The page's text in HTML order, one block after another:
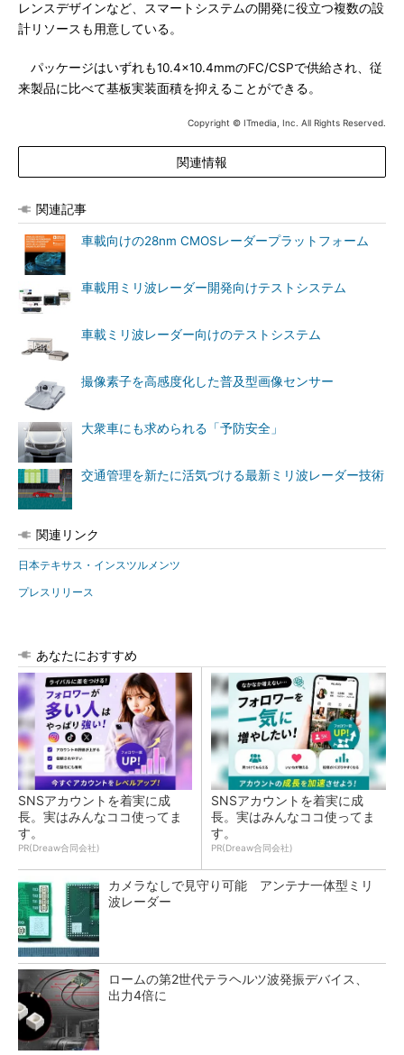
レンスデザインなど、スマートシステムの開発に役立つ複数の設
計リソースも用意している。
パッケージはいずれも10.4×10.4mmのFC/CSPで供給され、従
来製品に比べて基板実装面積を抑えることができる。
Copyright © ITmedia, Inc. All Rights Reserved.
関連情報
関連記事
車載向けの28nm CMOSレーダープラットフォーム
車載用ミリ波レーダー開発向けテストシステム
車載ミリ波レーダー向けのテストシステム
撮像素子を高感度化した普及型画像センサー
大衆車にも求められる「予防安全」
交通管理を新たに活気づける最新ミリ波レーダー技術
関連リンク
日本テキサス・インスツルメンツ
プレスリリース
あなたにおすすめ
SNSアカウントを着実に成
長。実はみんなココ使ってま
す。
PR(Dreaw合同会社)
SNSアカウントを着実に成
長。実はみんなココ使ってま
す。
PR(Dreaw合同会社)
カメラなしで見守り可能 アンテナ一体型ミリ
波レーダー
ロームの第2世代テラヘルツ波発振デバイス、
出力4倍に